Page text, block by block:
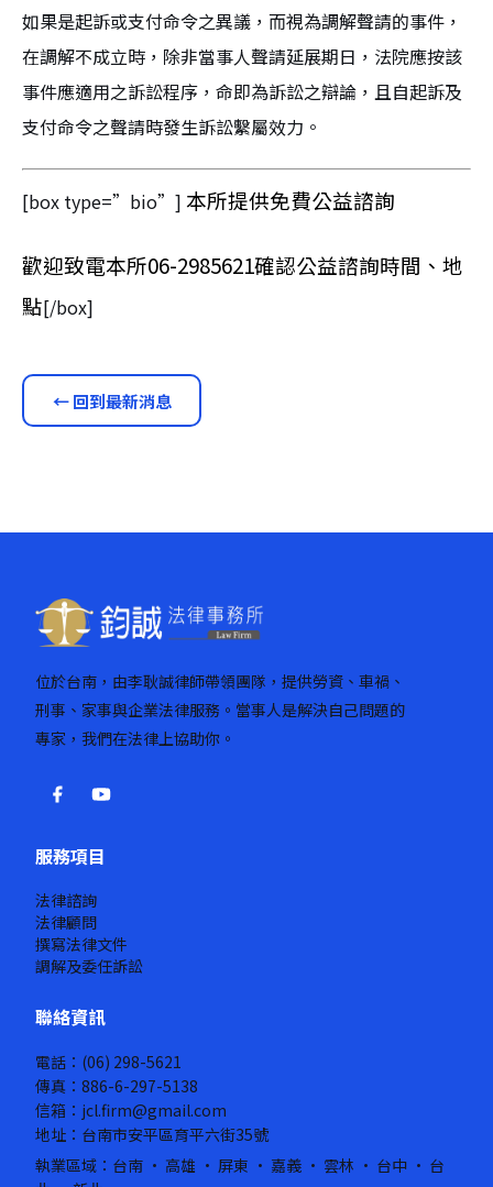
如果是起訴或支付命令之異議，而視為調解聲請的事件，
在調解不成立時，除非當事人聲請延展期日，法院應按該
事件應適用之訴訟程序，命即為訴訟之辯論，且自起訴及
支付命令之聲請時發生訴訟繫屬效力。
[box type=”bio”] 本所提供免費公益諮詢
歡迎致電本所06-2985621確認公益諮詢時間、地
點[/box]
← 回到最新消息
位於台南，由李耿誠律師帶領團隊，提供勞資、車禍、
刑事、家事與企業法律服務。當事人是解決自己問題的
專家，我們在法律上協助你。
服務項目
法律諮詢
法律顧問
撰寫法律文件
調解及委任訴訟
聯絡資訊
電話：(06) 298-5621
傳真：886-6-297-5138
信箱：jcl.firm@gmail.com
地址：台南市安平區育平六街35號
執業區域：台南 · 高雄 · 屏東 · 嘉義 · 雲林 · 台中 · 台